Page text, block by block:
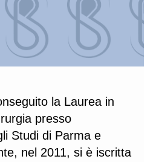
la Laurea in
presso
Studi di Parma e
nel 2011, si è iscritta